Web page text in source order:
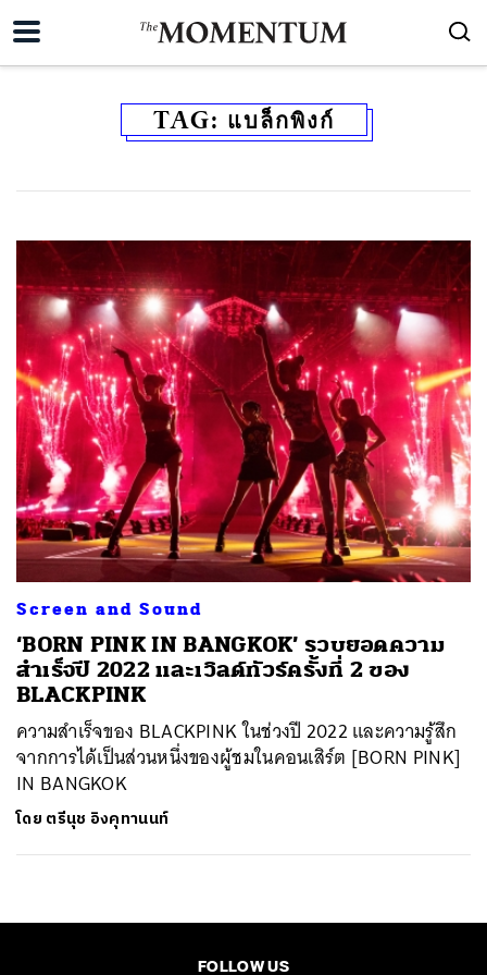
TAG: แบล็กพิงก์
Screen and Sound
‘BORN PINK IN BANGKOK’ รวบยอดความ
สำเร็จปี 2022 และเวิลด์ทัวร์ครั้งที่ 2 ของ
BLACKPINK
ความสำเร็จของ BLACKPINK ในช่วงปี 2022 และความรู้สึก
จากการได้เป็นส่วนหนึ่งของผู้ชมในคอนเสิร์ต [BORN PINK]
IN BANGKOK
โดย ตรีนุช อิงคุทานนท์
FOLLOW US
ค้นหา
SHARE TWEET LINE EMAIL